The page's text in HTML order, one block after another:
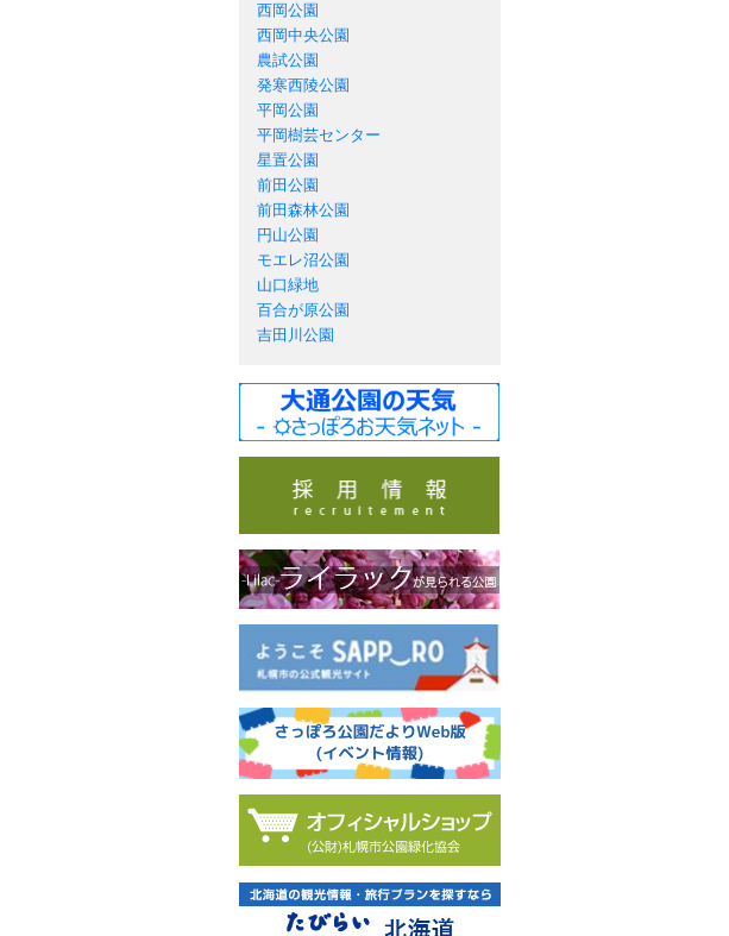
西岡公園
西岡中央公園
農試公園
発寒西陵公園
平岡公園
平岡樹芸センター
星置公園
前田公園
前田森林公園
円山公園
モエレ沼公園
山口緑地
百合が原公園
吉田川公園